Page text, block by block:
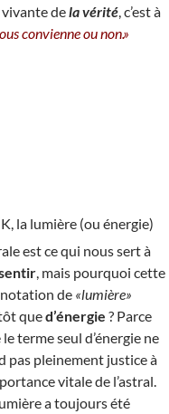
dela vérité, c’est à
convienne ou non.»
K, la lumière (ou énergie)
est ce qui nous sert à
, mais pourquoi cette
de «lumière»
qued’énergie ? Parce
terme seul d’énergie ne
pas pleinement justice à
vitale de l’astral.
a toujours été